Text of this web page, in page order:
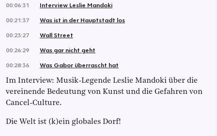
00:06:31
Interview Leslie Mandoki
00:21:37
Was ist in der Hauptstadt los
00:23:27
Wall Street
00:26:29
Was gar nicht geht
00:28:36
Was Gabor überrascht hat
Im Interview: Musik-Legende Leslie Mandoki über die
vereinende Bedeutung von Kunst und die Gefahren von
Cancel-Culture.
Die Welt ist (k)ein globales Dorf!